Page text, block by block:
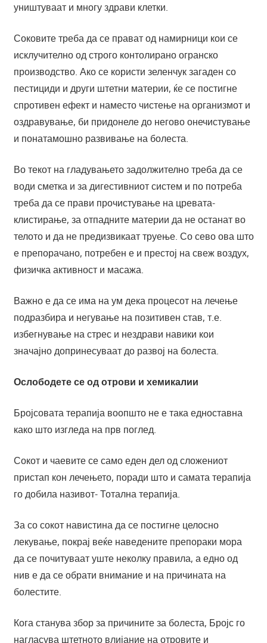
уништуваат и многу здрави клетки.
Соковите треба да се прават од намирници кои се
исклучително од строго контолирано огранско
производство. Ако се користи зеленчук загаден со
пестициди и други штетни материи, ќе се постигне
спротивен ефект и наместо чистење на организмот и
оздравување, би придонеле до негово онечистување
и понатамошно развивање на болеста.
Во текот на гладувањето задолжително треба да се
води сметка и за дигестивниот систем и по потреба
треба да се прави прочистување на цревата-
клистирање, за отпадните материи да не останат во
телото и да не предизвикаат труење. Со сево ова што
е препорачано, потребен е и престој на свеж воздух,
физичка активност и масажа.
Важно е да се има на ум дека процесот на лечење
подразбира и негување на позитивен став, т.е.
избегнување на стрес и нездрави навики кои
значајно допринесуваат до развој на болеста.
Ослободете се од отрови и хемикалии
Бројсовата терапија воопшто не е така едноставна
како што изгледа на прв поглед.
Сокот и чаевите се само еден дел од сложениот
пристап кон лечењето, поради што и самата терапија
го добила називот- Тотална терапија.
За со сокот навистина да се постигне целосно
лекување, покрај веќе наведените препораки мора
да се почитуваат уште неколку правила, а едно од
нив е да се обрати внимание и на причината на
болестите.
Кога станува збор за причините за болеста, Бројс го
нагласува штетното влијание на отровите и